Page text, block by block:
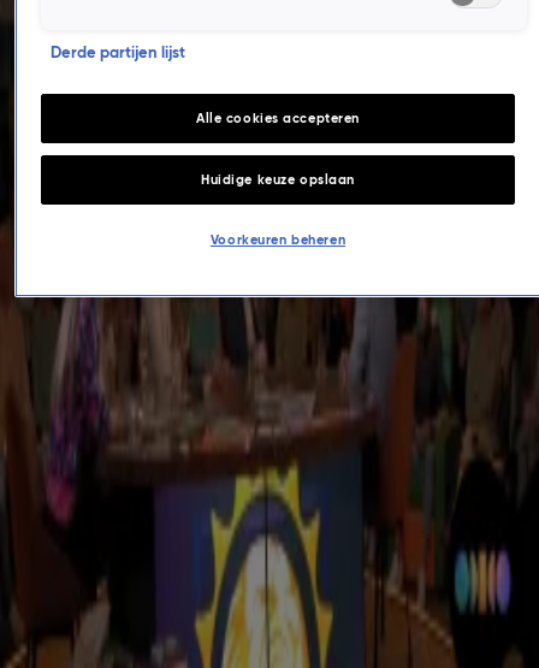
30 mrt, 14:21
Amazon.nl laat merkbelevenis tot leven komen met branded content en ziet
webshopconversie stijgen.
Talpa Media versterkt merken met succesvolle comeback van Gooische Vrouwen.
23 sep 2025, 09:22
Vriendenloterij scoort met Moordfeest
19 sep 2025, 06:38
VodafoneZiggo x Tribute
19 sep 2025, 06:34
KLM Holidays laat Nederland dromen van de zomer met geïntegreerde campagne.
19 sep 2025, 06:30
Make-A-Wish Nederland creëert maatschappelijke impact met Talpa Network en
23 juni 2025, 13:14
Smint claimt ‘The Moment Before The Moment’ via video en boost merkhouding met
+169%.
Derde partijen lijst
Alle cookies accepteren
Huidige keuze opslaan
Voorkeuren beheren